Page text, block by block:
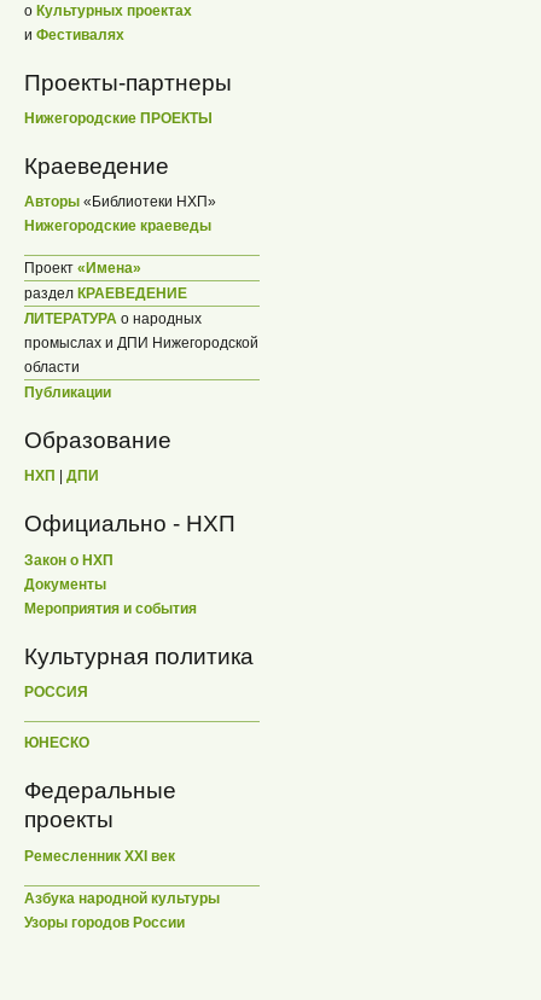
о Культурных проектах
и Фестивалях
Проекты-партнеры
Нижегородские ПРОЕКТЫ
Краеведение
Авторы «Библиотеки НХП»
Нижегородские краеведы
Проект «Имена»
раздел КРАЕВЕДЕНИЕ
ЛИТЕРАТУРА о народных
промыслах и ДПИ Нижегородской
области
Публикации
Образование
НХП ДПИ
Официально - НХП
Закон о НХП
Документы
Мероприятия и события
Культурная политика
РОССИЯ
ЮНЕСКО
Федеральные
проекты
Ремесленник XXI век
Азбука народной культуры
Узоры городов России